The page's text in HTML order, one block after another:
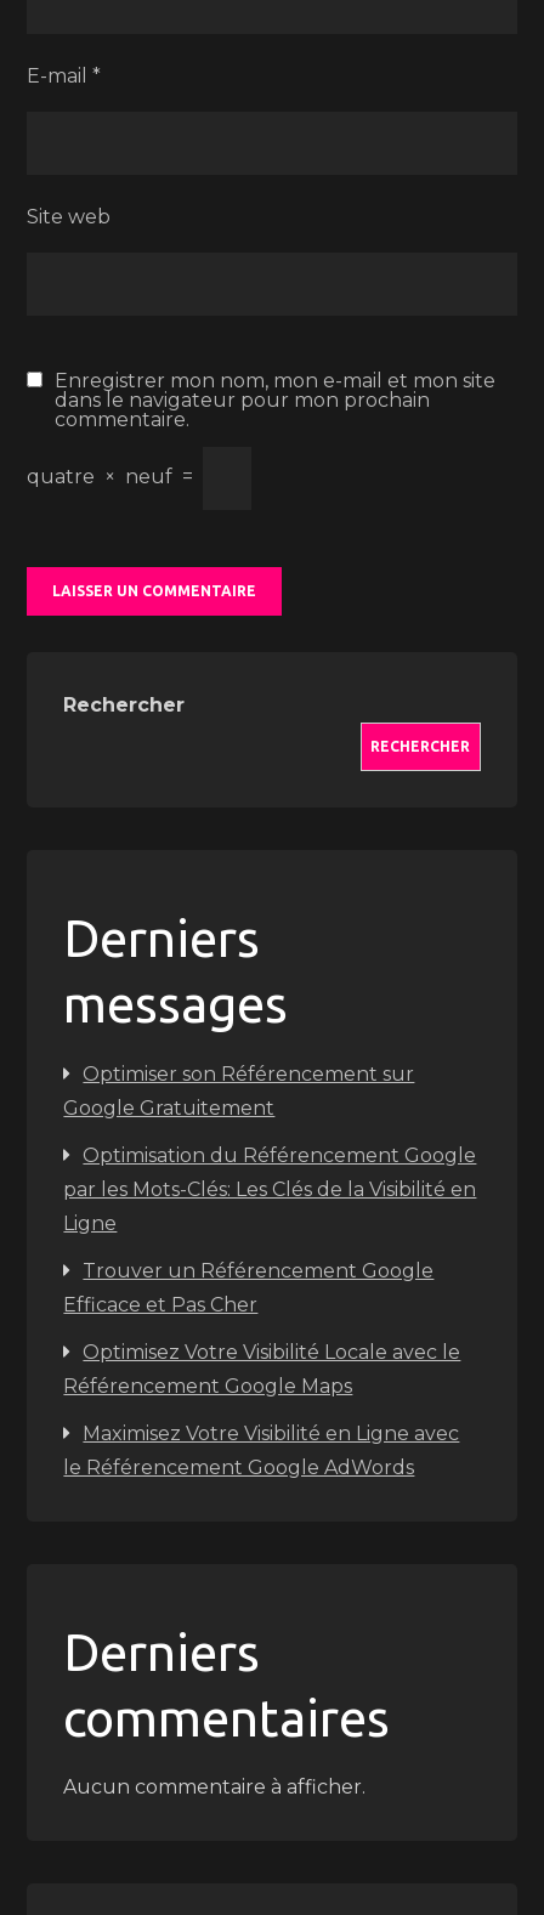
E-mail*
Site web
Enregistrer mon nom, mon e-mail et mon site
dans le navigateur pour mon prochain
commentaire.
quatre × neuf =
Rechercher
RECHERCHER
Derniers
messages
Optimiser son Référencement sur
Google Gratuitement
Optimisation du Référencement Google
par les Mots-Clés: Les Clés de la Visibilité en
Ligne
Trouver un Référencement Google
Efficace et Pas Cher
Optimisez Votre Visibilité Locale avec le
Référencement Google Maps
Maximisez Votre Visibilité en Ligne avec
le Référencement Google AdWords
Derniers
commentaires
Aucun commentaire à afficher.